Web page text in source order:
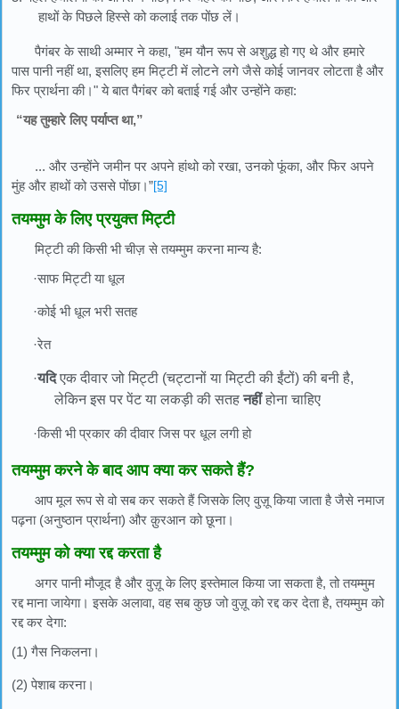
हाथों के पिछले हिस्से को कलाई तक पोंछ लें।
पैगंबर के साथी अम्मार ने कहा, "हम यौन रूप से अशुद्ध हो गए थे और हमारे
पास पानी नहीं था, इसलिए हम मिट्टी में लोटने लगे जैसे कोई जानवर लोटता है और
फिर प्रार्थना की।" ये बात पैगंबर को बताई गई और उन्होंने कहा:
“यह तुम्हारे लिए पर्याप्त था,”
... और उन्होंने जमीन पर अपने हांथो को रखा, उनको फूंका, और फिर अपने
मुंह और हाथों को उससे पोंछा।”[5]
तयम्मुम के लिए प्रयुक्त मिट्टी
मिट्टी की किसी भी चीज़ से तयम्मुम करना मान्य है:
·साफ मिट्टी या धूल
·कोई भी धूल भरी सतह
·रेत
·यदि एक दीवार जो मिट्टी (चट्टानों या मिट्टी की ईंटों) की बनी है,
लेकिन इस पर पेंट या लकड़ी की सतहनहीं होना चाहिए
·किसी भी प्रकार की दीवार जिस पर धूल लगी हो
तयम्मुम करने के बाद आप क्या कर सकते हैं?
आप मूल रूप से वो सब कर सकते हैं जिसके लिए वुज़ू किया जाता है जैसे नमाज
पढ़ना (अनुष्ठान प्रार्थना) और क़ुरआन को छूना।
तयम्मुम को क्या रद्द करता है
अगर पानी मौजूद है और वुज़ू के लिए इस्तेमाल किया जा सकता है, तो तयम्मुम
रद्द माना जायेगा। इसके अलावा, वह सब कुछ जो वुज़ू को रद्द कर देता है, तयम्मुम को
रद्द कर देगा:
(1) गैस निकलना।
(2) पेशाब करना।